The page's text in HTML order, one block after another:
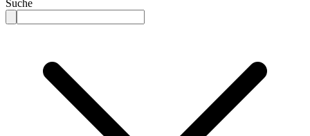
Suche